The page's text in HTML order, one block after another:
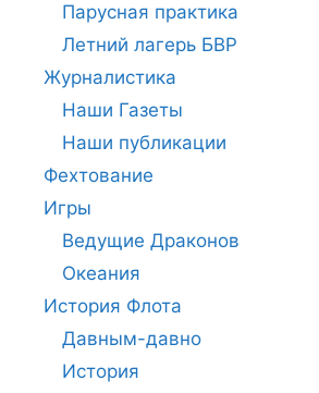
Парусная практика
Летний лагерь БВР
Журналистика
Наши Газеты
Наши публикации
Фехтование
Игры
Ведущие Драконов
Океания
История Флота
Давным-давно
История